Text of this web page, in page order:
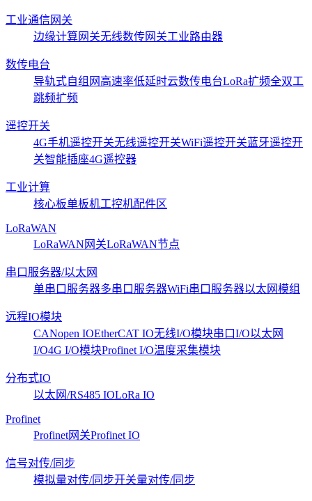
工业通信网关
边缘计算网关无线数传网关工业路由器
数传电台
导轨式自组网 高速率低延时云数传电台LoRa扩频全双工
跳频扩频
遥控开关
4G手机遥控开关无线遥控开关WiFi遥控开关蓝牙遥控开
关智能插座4G遥控器
工业计算
核心板单板机工控机配件区
LoRaWAN
LoRaWAN网关LoRaWAN节点
串口服务器/以太网
单串口服务器多串口服务器WiFi串口服务器以太网模组
远程IO模块
CANopen IOEtherCAT IO无线I/O模块串口I/O以太网
I/O4G I/O模块Profinet I/O温度采集模块
分布式IO
以太网/RS485 IOLoRa IO
Profinet
Profinet网关Profinet IO
信号对传/同步
模拟量对传/同步开关量对传/同步